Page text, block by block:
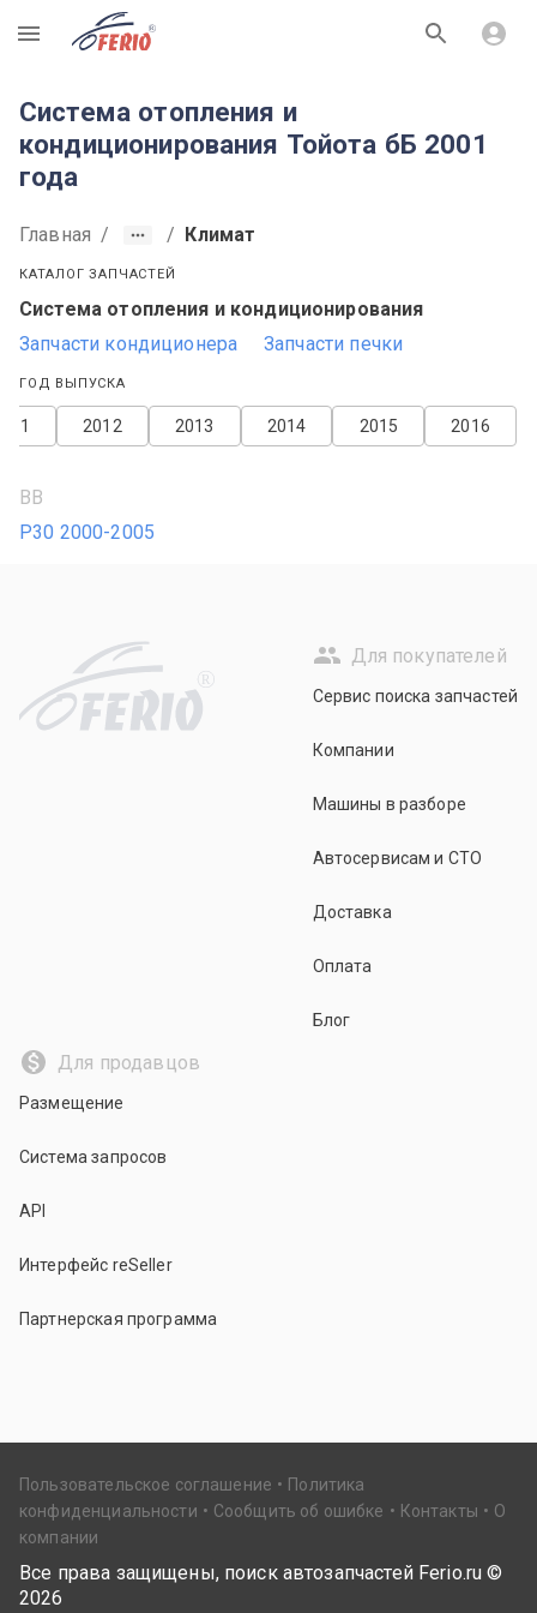
R
Система отопления и
кондиционирования Тойота бБ 2001
года
Главная / / Климат
КАТАЛОГ ЗАПЧАСТЕЙ
Система отопления и кондиционирования
Запчасти кондиционера
Запчасти печки
ГОД ВЫПУСКА
2016
2015
2014
2013
2012
BB
P30 2000-2005
R
Для покупателей
Сервис поиска запчастей
Компании
Машины в разборе
Автосервисам и СТО
Доставка
Оплата
Блог
Для продавцов
Размещение
Система запросов
API
Интерфейс reSeller
Партнерская программа
Пользовательское соглашение
Политика
конфиденциальности
Сообщить об ошибке Контакты
О
компании
Все права защищены, поиск автозапчастей Ferio.ru ©
2026